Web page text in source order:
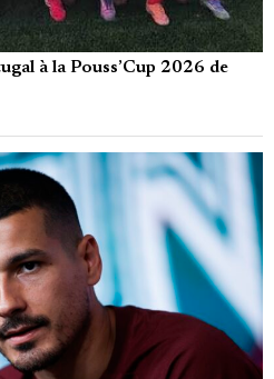
à la Pouss’Cup 2026 de